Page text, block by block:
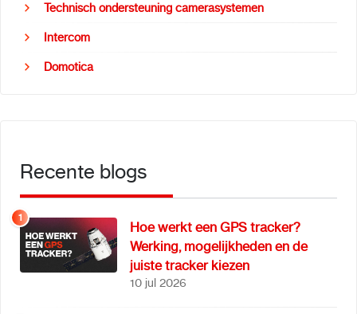
Technisch ondersteuning camerasystemen
Intercom
Domotica
Recente blogs
1
Hoe werkt een GPS tracker?
Werking, mogelijkheden en de
juiste tracker kiezen
10 jul 2026